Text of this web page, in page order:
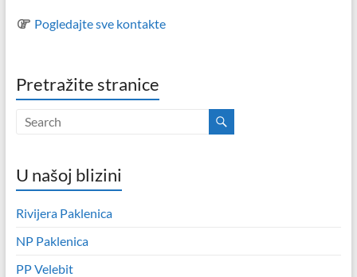
Pogledajte sve kontakte
Pretražite stranice
U našoj blizini
Rivijera Paklenica
NP Paklenica
PP Velebit